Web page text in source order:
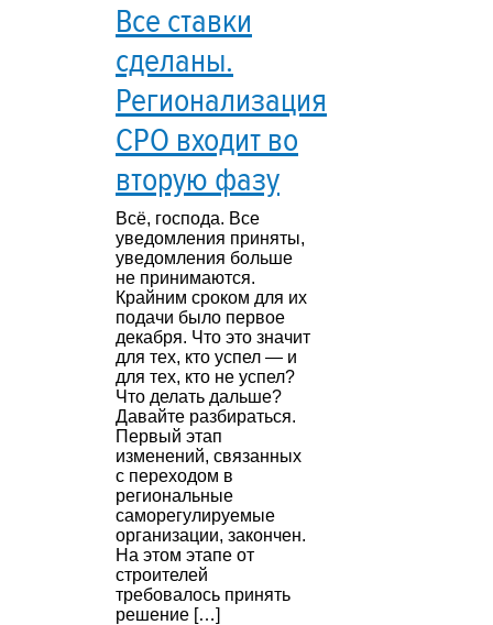
Все ставки
сделаны.
Регионализация
СРО входит во
вторую фазу
Всё, господа. Все
уведомления приняты,
уведомления больше
не принимаются.
Крайним сроком для их
подачи было первое
декабря. Что это значит
для тех, кто успел — и
для тех, кто не успел?
Что делать дальше?
Давайте разбираться.
Первый этап
изменений, связанных
с переходом в
региональные
саморегулируемые
организации, закончен.
На этом этапе от
строителей
требовалось принять
решение […]